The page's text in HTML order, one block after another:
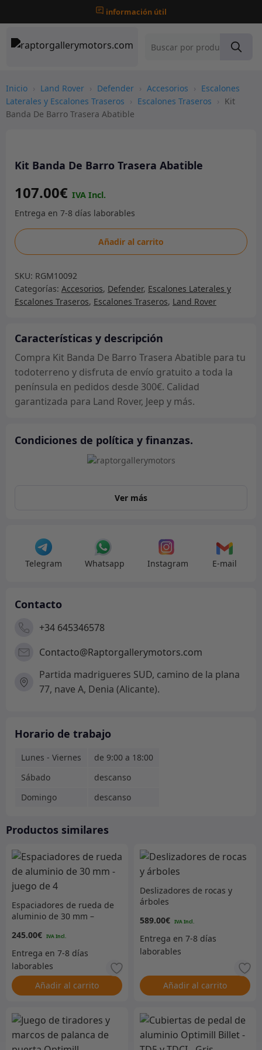
información útil
Inicio › Land Rover › Defender › Accesorios › Escalones
Laterales y Escalones Traseros › Escalones Traseros › Kit
Banda De Barro Trasera Abatible
Kit Banda De Barro Trasera Abatible
107.00€
Kit
Banda
Barro
Trasera
Abatible
Añadir al carrito
SKU: RGM10092
Categorías: Accesorios, Defender, Escalones Laterales y
Escalones Traseros, Escalones Traseros, Land Rover
Características y descripción
Compra Kit Banda De Barro Trasera Abatible para tu
todoterreno y disfruta de envío gratuito a toda la
península en pedidos desde 300€. Calidad
garantizada para Land Rover, Jeep y más.
Condiciones de política y finanzas.
Ver más
Telegram Whatsapp Instagram E-mail
Contacto
+34 645346578
Contacto@Raptorgallerymotors.com
Partida madrigueres SUD, camino de la plana
77, nave A, Denia (Alicante).
Horario de trabajo
Lunes - Viernes
de 9:00 a 18:00
Sábado
descanso
Domingo
descanso
Productos similares
Espaciadores de rueda de
aluminio de 30 mm –
245.00€
Añadir al carrito
Deslizadores de rocas y
árboles
589.00€
Añadir al carrito